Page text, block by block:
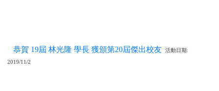
恭賀 19屆 林光隆 學長 獲頒第20屆傑出校友 活動日期:
2019/11/2